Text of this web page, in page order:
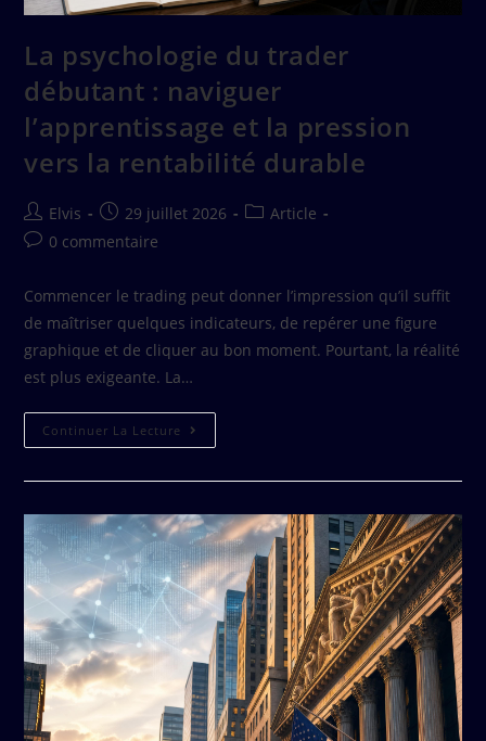
La psychologie du trader
débutant : naviguer
l’apprentissage et la pression
vers la rentabilité durable
Elvis 29 juillet 2026
Article
0 commentaire
Commencer le trading peut donner l’impression qu’il suffit
de maîtriser quelques indicateurs, de repérer une figure
graphique et de cliquer au bon moment. Pourtant, la réalité
est plus exigeante. La…
Continuer La Lecture